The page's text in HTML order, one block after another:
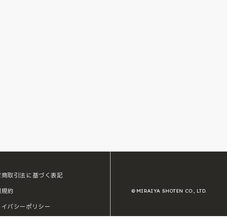
取引法に基づく表記
約
イバシーポリシー
© MIRAIYA SHOTEN CO., LTD.